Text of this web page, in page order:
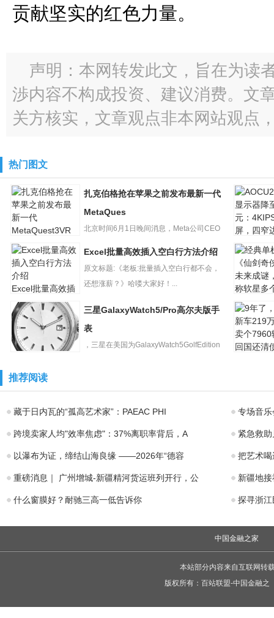
贡献坚实的红色力量。
声明：本网转发此文，旨在为读
渉内容不构成投资、建议消费。文
关方核实，文章观点非本网站观点
热门图文
扎克伯格抢在苹
果之前发布最新
一代MetaQues
扎克伯格抢在苹果之前发布最新一代
MetaQues
北京时间6月1日晚间消息，Meta公司CEO
示器降至
元：4KI
Excel批量高效插
入空白行方法介
绍
Excel批量高效插入空白行方法介绍
原文标题:《老板:批量插入空白行都不会，
还想涨薪？》哈喽大家好！...
经典单机
《仙剑奇
未来成谜
称软星多
GalaxyWatch5/Pr
三星GalaxyWatch5/Pro高尔夫版手
表
，三星在美国为GalaxyWatch5GolfEdition
推荐阅读
藏于日内瓦的“孤高艺术家”：PAEAC PHI 专场音乐
跨境卖家人均"效率焦虑"：37%离职率背后，A 紧急救
以瀑布为证，缔结山海良缘 ——2026年“德容 把艺术
重磅消息｜ 广州增城-新疆精河货运班列开行，公 新疆地
什么窗膜好？耐驰三高一低告诉你 探寻浙
中国金融之家
本站部分内容来自互联网转
版权所有： 百站联盟-中国金融之